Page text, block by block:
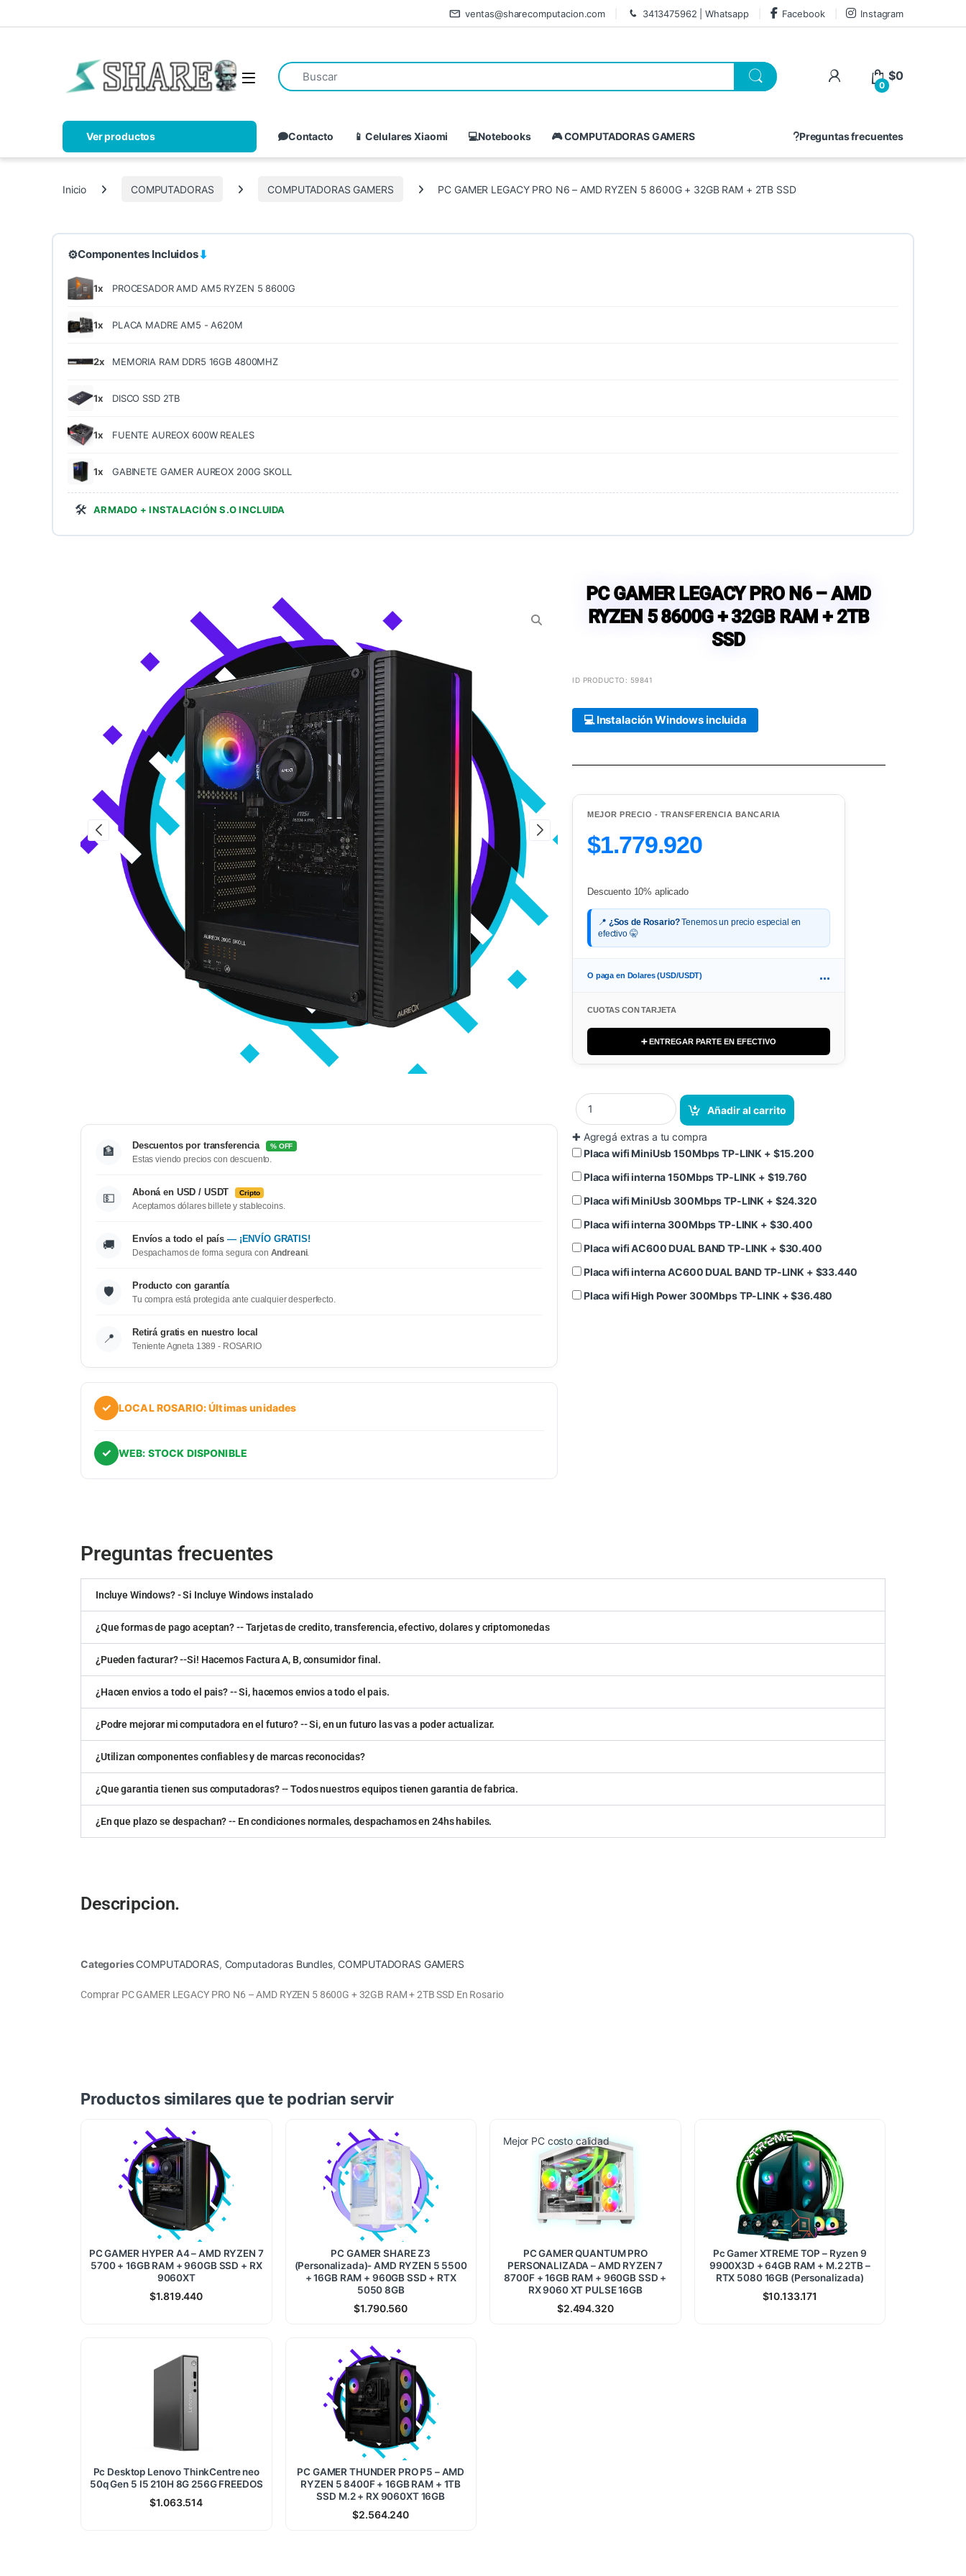
ventas@sharecomputacion.com 3413475962 | Whatsapp Facebook Instagram
0
$0
Ver productos Contacto Preguntas frecuentes
📱 Celulares Xiaomi 💻Notebooks 🎮 COMPUTADORAS GAMERS
Inicio COMPUTADORAS COMPUTADORAS GAMERS PC GAMER LEGACY PRO N6 – AMD RYZEN 5 8600G + 32GB RAM + 2TB SSD
⚙Componentes Incluidos⬇
1x PROCESADOR AMD AM5 RYZEN 5 8600G
1x PLACA MADRE AM5 - A620M
2x MEMORIA RAM DDR5 16GB 4800MHZ
1x DISCO SSD 2TB
1x FUENTE AUREOX 600W REALES
1x GABINETE GAMER AUREOX 200G SKOLL
🛠️ ARMADO + INSTALACIÓN S.O INCLUIDA
🏦 Descuentos por transferencia % OFF
Estas viendo precios con descuento.
💵 Aboná en USD / USDT Cripto
Aceptamos dólares billete y stablecoins.
🚚 Envíos a todo el país — ¡ENVÍO GRATIS!
Despachamos de forma segura con Andreani.
🛡️ Producto con garantía
Tu compra está protegida ante cualquier desperfecto.
📍 Retirá gratis en nuestro local
Teniente Agneta 1389 - ROSARIO
✓ LOCAL ROSARIO: Últimas unidades
✓ WEB: STOCK DISPONIBLE
PC GAMER LEGACY PRO N6 – AMD
RYZEN 5 8600G + 32GB RAM + 2TB
SSD
ID PRODUCTO: 59841
💻 Instalación Windows incluida
MEJOR PRECIO - TRANSFERENCIA BANCARIA
$1.779.920
Descuento 10% aplicado
📍 ¿Sos de Rosario?Tenemos un precio especial en
efectivo 🤫
O paga en Dolares (USD/USDT) ...
CUOTAS CON TARJETA
➕ ENTREGAR PARTE EN EFECTIVO
Añadir al carrito
✚ Agregá extras a tu compra
Placa wifi MiniUsb 150Mbps TP-LINK + $15.200
Placa wifi interna 150Mbps TP-LINK + $19.760
Placa wifi MiniUsb 300Mbps TP-LINK + $24.320
Placa wifi interna 300Mbps TP-LINK + $30.400
Placa wifi AC600 DUAL BAND TP-LINK + $30.400
Placa wifi interna AC600 DUAL BAND TP-LINK + $33.440
Placa wifi High Power 300Mbps TP-LINK +$36.480
Preguntas frecuentes
Incluye Windows? - Si Incluye Windows instalado
¿Que formas de pago aceptan? -- Tarjetas de credito, transferencia, efectivo, dolares y criptomonedas
¿Pueden facturar? --Si! Hacemos Factura A, B, consumidor final.
¿Hacen envios a todo el pais? -- Si, hacemos envios a todo el pais.
¿Podre mejorar mi computadora en el futuro? -- Si, en un futuro las vas a poder actualizar.
¿Utilizan componentes confiables y de marcas reconocidas?
¿Que garantia tienen sus computadoras? -- Todos nuestros equipos tienen garantia de fabrica.
¿En que plazo se despachan? -- En condiciones normales, despachamos en 24hs habiles.
Descripcion.
CategoriesCOMPUTADORAS, Computadoras Bundles, COMPUTADORAS GAMERS
Comprar PC GAMER LEGACY PRO N6 – AMD RYZEN 5 8600G + 32GB RAM + 2TB SSD En Rosario
Productos similares que te podrian servir
PC GAMER HYPER A4 – AMD RYZEN 7
5700 + 16GB RAM + 960GB SSD + RX
9060XT
$1.819.440
PC GAMER SHARE Z3
(Personalizada)- AMD RYZEN 5 5500
+ 16GB RAM + 960GB SSD + RTX
5050 8GB
$1.790.560
Mejor PC costo calidad
PC GAMER QUANTUM PRO
PERSONALIZADA – AMD RYZEN 7
8700F + 16GB RAM + 960GB SSD +
RX 9060 XT PULSE 16GB
$2.494.320
Pc Gamer XTREME TOP – Ryzen 9
9900X3D + 64GB RAM + M.2 2TB –
RTX 5080 16GB (Personalizada)
$10.133.171
Pc Desktop Lenovo ThinkCentre neo
50q Gen 5 I5 210H 8G 256G FREEDOS
$1.063.514
PC GAMER THUNDER PRO P5 – AMD
RYZEN 5 8400F + 16GB RAM + 1TB
SSD M.2 + RX 9060XT 16GB
$2.564.240